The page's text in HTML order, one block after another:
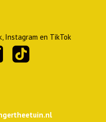
Instagram en TikTok